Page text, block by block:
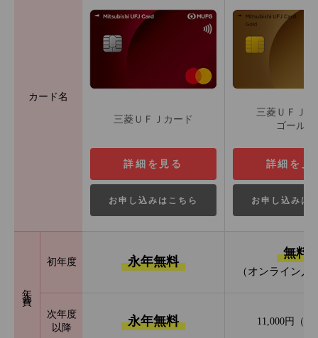
カード名
三菱ＵＦＪカード
三菱ＵＦＪカ
ゴールド
詳細を見る
お申し込みはこちら
詳細を見
お申し込みは
年会費
初年度 永年無料
無料
（オンライン入
次年度
以降
永年無料 11,000円（税